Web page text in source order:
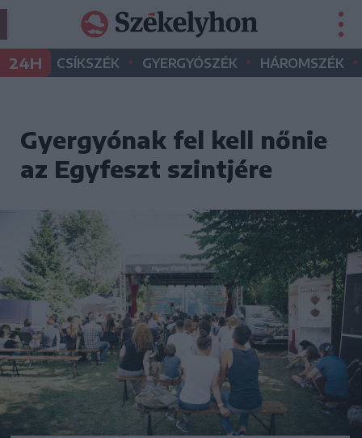
24H CSÍKSZÉK • GYERGYÓSZÉK • HÁROMSZÉK •
Gyergyónak fel kell nőnie
az Egyfeszt szintjére